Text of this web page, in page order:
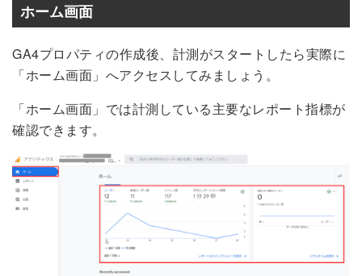
ホーム画面
GA4プロパティの作成後、計測がスタートしたら実際に
「ホーム画面」へアクセスしてみましょう。
「ホーム画面」では計測している主要なレポート指標が
確認できます。